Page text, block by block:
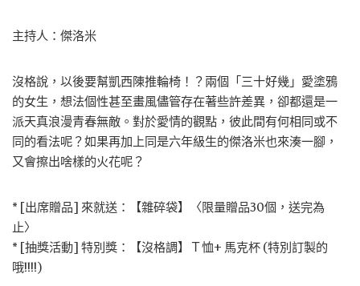
主持人：傑洛米
沒格說，以後要幫凱西陳推輪椅！？兩個「三十好幾」愛塗鴉
的女生，想法個性甚至畫風儘管存在著些許差異，卻都還是一
派天真浪漫青春無敵。對於愛情的觀點，彼此間有何相同或不
同的看法呢？如果再加上同是六年級生的傑洛米也來湊一腳，
又會擦出啥樣的火花呢？
* [出席贈品] 來就送：【雜碎袋】〈限量贈品30個，送完為
止〉
* [抽獎活動] 特別獎：【沒格調】Ｔ恤+ 馬克杯 (特別訂製的
哦!!!!)